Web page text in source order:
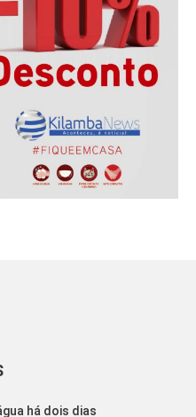
há dois dias